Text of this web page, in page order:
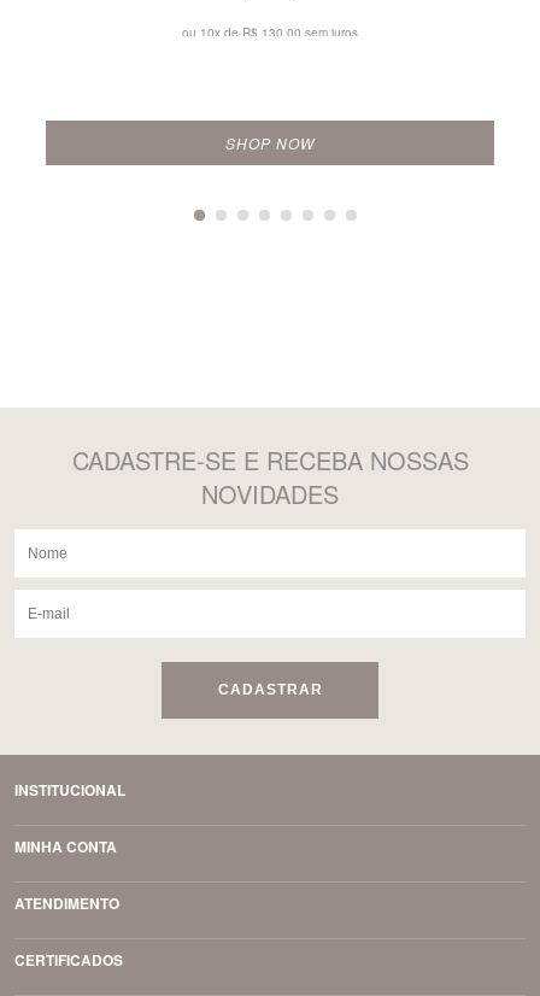
ou 10x de R$ 130,00 sem juros
SHOP NOW
CADASTRE-SE E RECEBA NOSSAS
NOVIDADES
CADASTRAR
INSTITUCIONAL
MINHA CONTA
ATENDIMENTO
CERTIFICADOS